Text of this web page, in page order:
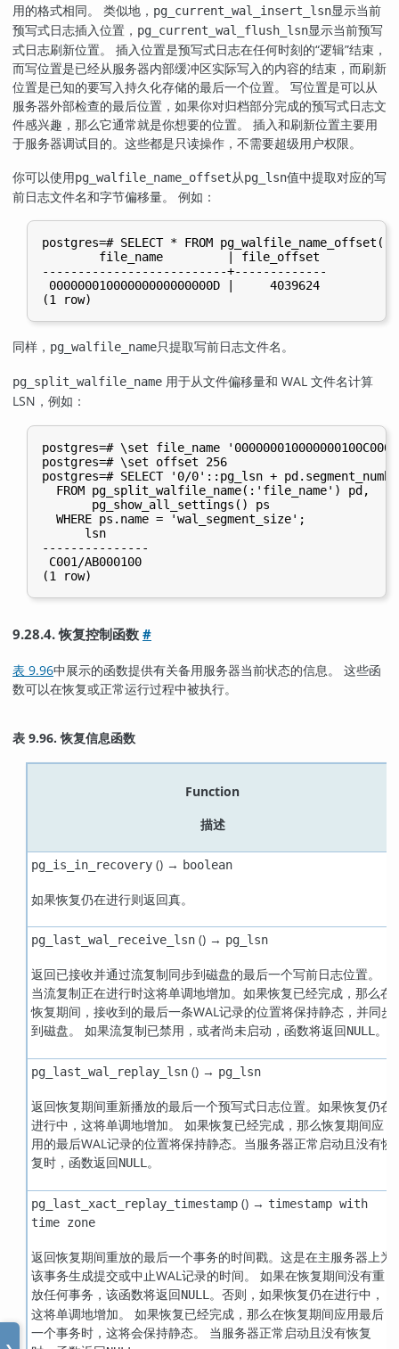
用的格式相同。 类似地， pg_current_wal_insert_lsn显示当前
预写式日志插入位置， pg_current_wal_flush_lsn显示当前预写
式日志刷新位置。 插入位置是预写式日志在任何时刻的“逻辑”结束，
而写位置是已经从服务器内部缓冲区实际写入的内容的结束，而刷新
位置是已知的要写入持久化存储的最后一个位置。 写位置是可以从
服务器外部检查的最后位置，如果你对归档部分完成的预写式日志文
件感兴趣，那么它通常就是你想要的位置。 插入和刷新位置主要用
于服务器调试目的。这些都是只读操作，不需要超级用户权限。
你可以使用pg_walfile_name_offset从pg_lsn值中提取对应的写
前日志文件名和字节偏移量。 例如：
postgres=# SELECT * FROM
        file_name         | file_offset
--------------------------+-------------
00000001000000000000000D |     4039624
同样， pg_walfile_name只提取写前日志文件名。
pg_split_walfile_name 用于从文件偏移量和 WAL 文件名计算
LSN ，例如：
postgres=# \set file_name
postgres=# \set offset 256
postgres=# SELECT '0/0'::pg_lsn +
  FROM pg_split_walfile_name(:'file_name') pd,
       pg_show_all_settings() ps
  WHERE ps.name = 'wal_segment_size';
      lsn
---------------
C001/AB000100
9.28.4. 恢复控制函数#
表 9.96中展示的函数提供有关备用服务器当前状态的信息。 这些函
数可以在恢复或正常运行过程中被执行。
表 9.96. 恢复信息函数
Function
描述
pg_is_in_recovery() → boolean
如果恢复仍在进行则返回真。
pg_last_wal_receive_lsn() → pg_lsn
返回已接收并通过流复制同步到磁盘的最后一个写前日志位置。
当流复制正在进行时这将单调地增加。如果恢复已经完成，那么在
恢复期间，接收到的最后一条WAL记录的位置将保持静态，并同步
到磁盘。 如果流复制已禁用，或者尚未启动，函数将返回NULL 。
pg_last_wal_replay_lsn() → pg_lsn
返回恢复期间重新播放的最后一个预写式日志位置。如果恢复仍在
进行中，这将单调地增加。 如果恢复已经完成，那么恢复期间应
用的最后WAL记录的位置将保持静态。当服务器正常启动且没有恢
复时，函数返回NULL 。
pg_last_xact_replay_timestamp() → timestamp with
time zone
返回恢复期间重放的最后一个事务的时间戳。这是在主服务器上为
该事务生成提交或中止WAL记录的时间。 如果在恢复期间没有重
放任何事务，该函数将返回NULL 。否则，如果恢复仍在进行中，
这将单调地增加。 如果恢复已经完成，那么在恢复期间应用最后
一个事务时，这将会保持静态。 当服务器正常启动且没有恢复